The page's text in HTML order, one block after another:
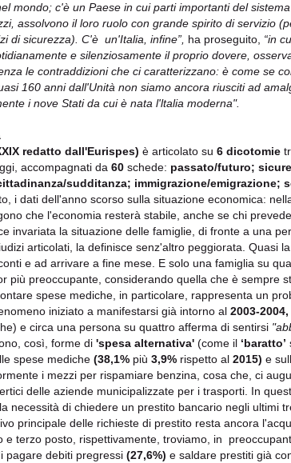
mondo; c'è un Paese in cui parti importanti del
assolvono il loro ruolo con grande spirito di servizio
di sicurezza). C'è un'Italia, infine”, ha proseguito, “in
e silenziosamente il proprio dovere,
le contraddizioni che ci caratterizzano: è come se
160 anni dall'Unità non siamo ancora riusciti ad
i nove Stati da cui è nata l'ltalia moderna".
redatto dall'Eurispes) è articolato su 6 dicotomie
accompagnati da 60 schede: passato/futuro;
sudditanza; immigrazione/emigrazione;
i dati dell'anno scorso sulla situazione economica:
che l'economia resterà stabile, anche se chi
invariata la situazione delle famiglie, di fronte a una
articolati, la definisce senz'altro peggiorata. Quasi
e ad arrivare a fine mese. E solo una famiglia su
più preoccupante, considerando quella che è sempre
spese mediche, in particolare, rappresenta un
iniziato a manifestarsi già intorno al 2003-2004,
e circa una persona su quattro afferma di sentirsi
così, forme di 'spesa alternativa' (come il ‘baratto’
spese mediche (38,1% più 3,9% rispetto al 2015) e
i mezzi per rispamiare benzina, cosa che, ci
delle aziende municipalizzate per i trasporti. In
necessità di chiedere un prestito bancario negli ultimi
principale delle richieste di prestito resta ancora
e terzo posto, rispettivamente, troviamo, in
pagare debiti pregressi (27,6%) e saldare prestiti già